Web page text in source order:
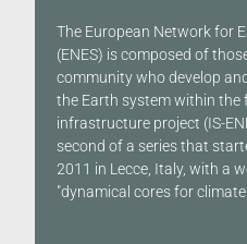
The European Network for
(ENES) is composed of
community who develop
the Earth system within the
infrastructure project (IS-
second of a series that
2011 in Lecce, Italy, with a
"dynamical cores for